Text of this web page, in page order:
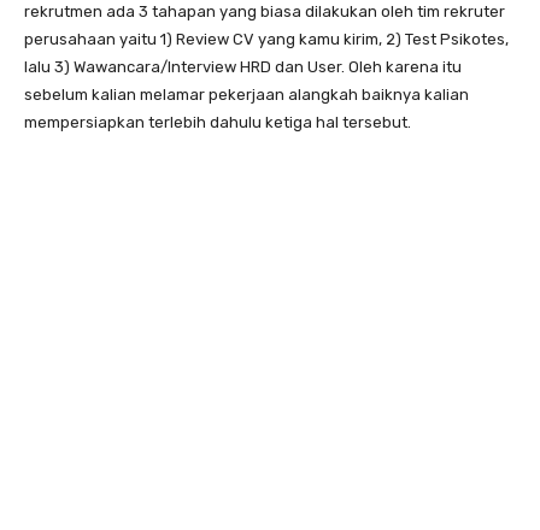
rekrutmen ada 3 tahapan yang biasa dilakukan oleh tim rekruter
perusahaan yaitu 1) Review CV yang kamu kirim, 2) Test Psikotes,
lalu 3) Wawancara/Interview HRD dan User. Oleh karena itu
sebelum kalian melamar pekerjaan alangkah baiknya kalian
mempersiapkan terlebih dahulu ketiga hal tersebut.